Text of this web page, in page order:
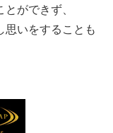
ができず、
いをすることも